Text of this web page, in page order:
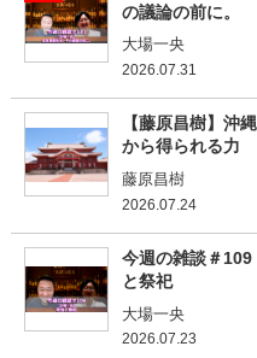
の議論の前に。
大場一央
2026.07.31
【藤原昌樹】沖
から得られる力
藤原昌樹
2026.07.24
今週の雑談＃
と祭祀
大場一央
2026.07.23